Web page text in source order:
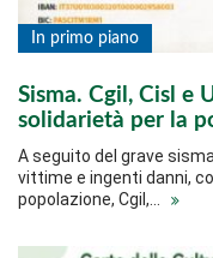
In primo piano
Sisma. Cgil, Cisl e
solidarietà per la
A seguito del grave
vittime e ingenti danni,
popolazione, Cgil,…